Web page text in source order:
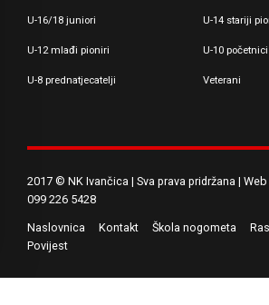
U-16/18 juniori U-14 stariji
U-12 mlađi pioniri U-10 početnici
U-8 prednatjecatelji Veterani
2017 © NK Ivančica | Sva prava pridržana |
099 226 5428
Naslovnica Kontakt Škola nogometa
Povijest